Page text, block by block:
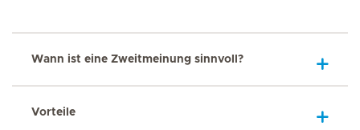
Wann ist eine Zweitmeinung sinnvoll?
Vorteile